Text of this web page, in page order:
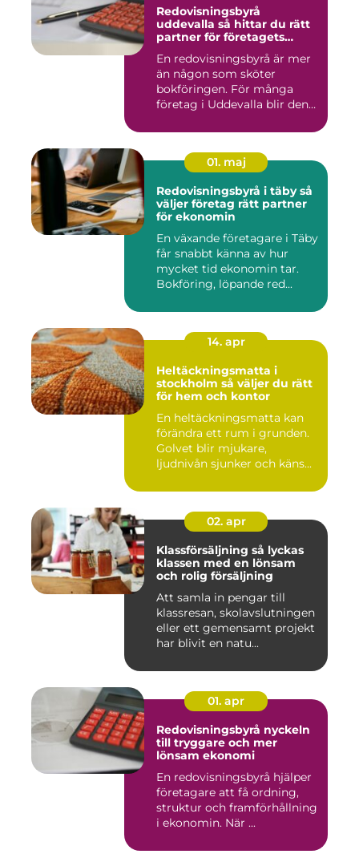
Redovisningsbyrå
uddevalla så hittar du rätt
partner för företagets
En redovisningsbyrå är mer
än någon som sköter
bokföringen. För många
företag i Uddevalla blir den
01. maj
Redovisningsbyrå i täby så
väljer företag rätt partner
för ekonomin
En växande företagare i Täby
får snabbt känna av hur
mycket tid ekonomin tar.
Bokföring, löpande red...
14. apr
Heltäckningsmatta i
stockholm så väljer du rätt
för hem och kontor
En heltäckningsmatta kan
förändra ett rum i grunden.
Golvet blir mjukare,
ljudnivån sjunker och käns...
02. apr
Klassförsäljning så lyckas
klassen med en lönsam
och rolig försäljning
Att samla in pengar till
klassresan, skolavslutningen
eller ett gemensamt projekt
har blivit en natu...
01. apr
Redovisningsbyrå nyckeln
till tryggare och mer
lönsam ekonomi
En redovisningsbyrå hjälper
företagare att få ordning,
struktur och framförhållning
i ekonomin. När ...